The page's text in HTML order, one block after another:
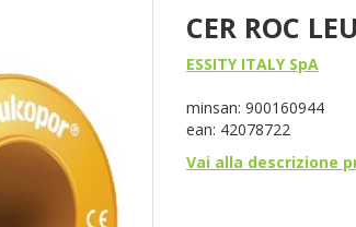
CER ROC
ESSITY ITALY SpA
minsan: 900160944
ean: 42078722
Vai alla descrizione